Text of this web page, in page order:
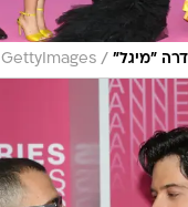
"מיגל" /
GettyImages